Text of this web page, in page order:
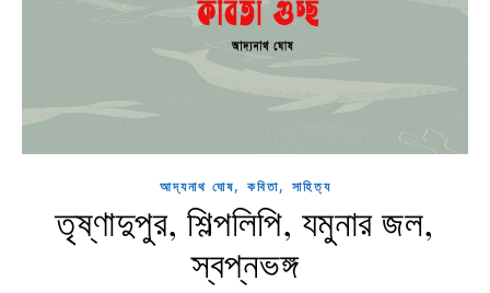
আদ্যনাথ ঘোষ, কবিতা, সাহিত্য
তৃষ্ণাদুপুর, শিল্পলিপি, যমুনার জল,
স্বপ্নভঙ্গ